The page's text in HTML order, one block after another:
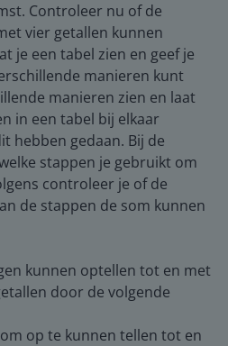
Controleer nu of de
vier getallen kunnen
je een tabel zien en geef je
manieren kunt
manieren zien en laat
in een tabel bij elkaar
hebben gedaan. Bij de
stappen je gebruikt om
controleer je of de
de stappen de som kunnen
kunnen optellen tot en met
door de volgende
op te kunnen tellen tot en